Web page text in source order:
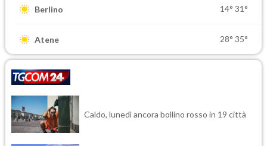
Berlino 14° 31°
Atene 28° 35°
Caldo, lunedì ancora bollino rosso in 19 città